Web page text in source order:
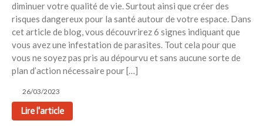
diminuer votre qualité de vie. Surtout ainsi que créer des
risques dangereux pour la santé autour de votre espace. Dans
cet article de blog, vous découvrirez 6 signes indiquant que
vous avez une infestation de parasites. Tout cela pour que
vous ne soyez pas pris au dépourvu et sans aucune sorte de
plan d’action nécessaire pour […]
26/03/2023
Lire l'article